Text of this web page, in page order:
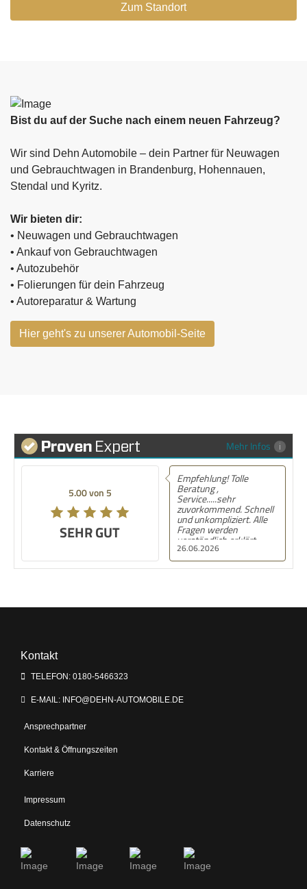
Zum Standort
Bist du auf der Suche nach einem neuen Fahrzeug?
Wir sind Dehn Automobile – dein Partner für Neuwagen
und Gebrauchtwagen in Brandenburg, Hohennauen,
Stendal und Kyritz.
Wir bieten dir:
• Neuwagen und Gebrauchtwagen
• Ankauf von Gebrauchtwagen
• Autozubehör
• Folierungen für dein Fahrzeug
• Autoreparatur & Wartung
Hier geht's zu unserer Automobil-Seite
Mehr Infos
5.00 von 5
SEHR GUT
26.06.2026
Empfehlung! Tolle
Beratung ,
Service.....sehr
zuvorkommend. Schnell
und unkompliziert. Alle
Fragen werden
verständlich erklärt.
Rundum zufrieden.
Kontakt
TELEFON: 0180-5466323
E-MAIL: INFO@DEHN-AUTOMOBILE.DE
Ansprechpartner
Kontakt & Öffnungszeiten
Karriere
Impressum
Datenschutz